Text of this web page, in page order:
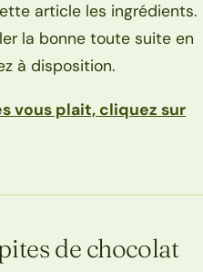
article les ingrédients.
la bonne toute suite en
à disposition.
vous plait, cliquez sur
de chocolat